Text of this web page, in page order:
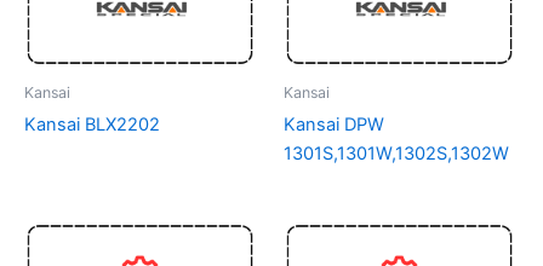
Kansai
Kansai BLX2202
Kansai
Kansai DPW
1301S,1301W,1302S,1302W